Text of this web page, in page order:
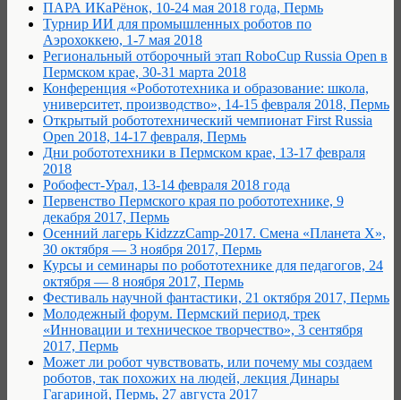
ПАРА ИКаРёнок, 10-24 мая 2018 года, Пермь
Турнир ИИ для промышленных роботов по
Аэрохоккею, 1-7 мая 2018
Региональный отборочный этап RoboCup Russia Open в
Пермском крае, 30-31 марта 2018
Конференция «Робототехника и образование: школа,
университет, производство», 14-15 февраля 2018, Пермь
Открытый робототехнический чемпионат First Russia
Open 2018, 14-17 февраля, Пермь
Дни робототехники в Пермском крае, 13-17 февраля
2018
Робофест-Урал, 13-14 февраля 2018 года
Первенство Пермского края по робототехнике, 9
декабря 2017, Пермь
Осенний лагерь KidzzzCamp-2017. Смена «Планета Х»,
30 октября — 3 ноября 2017, Пермь
Курсы и семинары по робототехнике для педагогов, 24
октября — 8 ноября 2017, Пермь
Фестиваль научной фантастики, 21 октября 2017, Пермь
Молодежный форум. Пермский период, трек
«Инновации и техническое творчество», 3 сентября
2017, Пермь
Может ли робот чувствовать, или почему мы создаем
роботов, так похожих на людей, лекция Динары
Гагариной, Пермь, 27 августа 2017